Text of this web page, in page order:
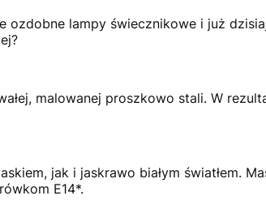
ozdobne lampy świecznikowe i już
malowanej proszkowo stali. W
jak i jaskrawo białym światłem.
E14*.